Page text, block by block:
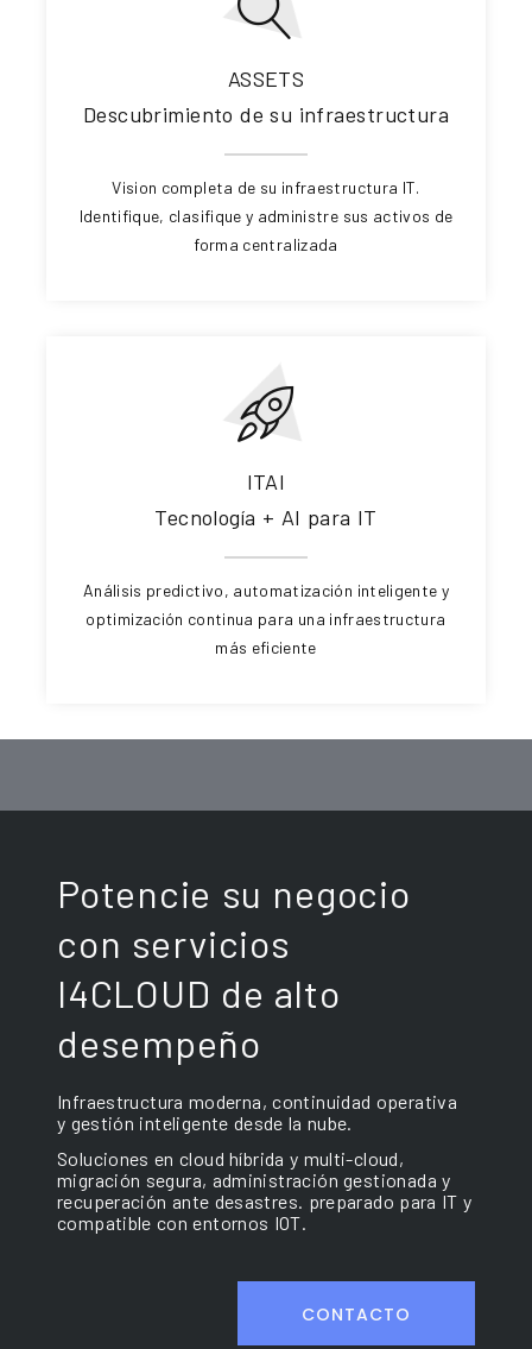
ASSETS
Descubrimiento de su infraestructura
Vision completa de su infraestructura IT.
Identifique, clasifique y administre sus activos de
forma centralizada
ITAI
Tecnología + AI para IT
Análisis predictivo, automatización inteligente y
optimización continua para una infraestructura
más eficiente
Potencie su negocio
con servicios
I4CLOUD de alto
desempeño
Infraestructura moderna, continuidad operativa
y gestión inteligente desde la nube.
Soluciones en cloud híbrida y multi-cloud,
migración segura, administración gestionada y
recuperación ante desastres. preparado para IT y
compatible con entornos IOT.
CONTACTO